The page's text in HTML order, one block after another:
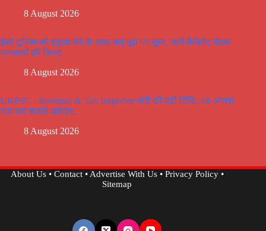
8 August 2026
ईको टूरिज्म को बढ़ावा देने के साथ कई मूद्दो पर मूहर, जानें कैबिनेट बैठक
प्रस्तावों की लिस्ट
8 August 2026
UKPSC : Revenue & Tax Inspector भर्ती की बढ़ी तिथि, 18 अगस्त
तक कर सकते आवेदन..
8 August 2026
About Us• Contact•Advertise With Us• Privacy Policy•
Sitemap